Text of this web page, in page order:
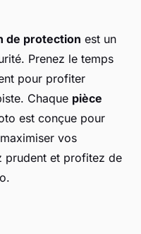
de protection est un
Prenez le temps
pour profiter
Chaque pièce
est conçue pour
vos
prudent et profitez de